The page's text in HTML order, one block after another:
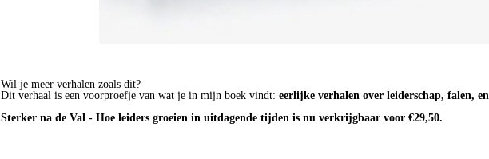
Wil je meer verhalen zoals dit?
Dit verhaal is een voorproefje van wat je in mijn boek vindt: eerlijke verhalen over leiderschap, falen,
Sterker na de Val - Hoe leiders groeien in uitdagende tijden is nu verkrijgbaar voor €29,50.